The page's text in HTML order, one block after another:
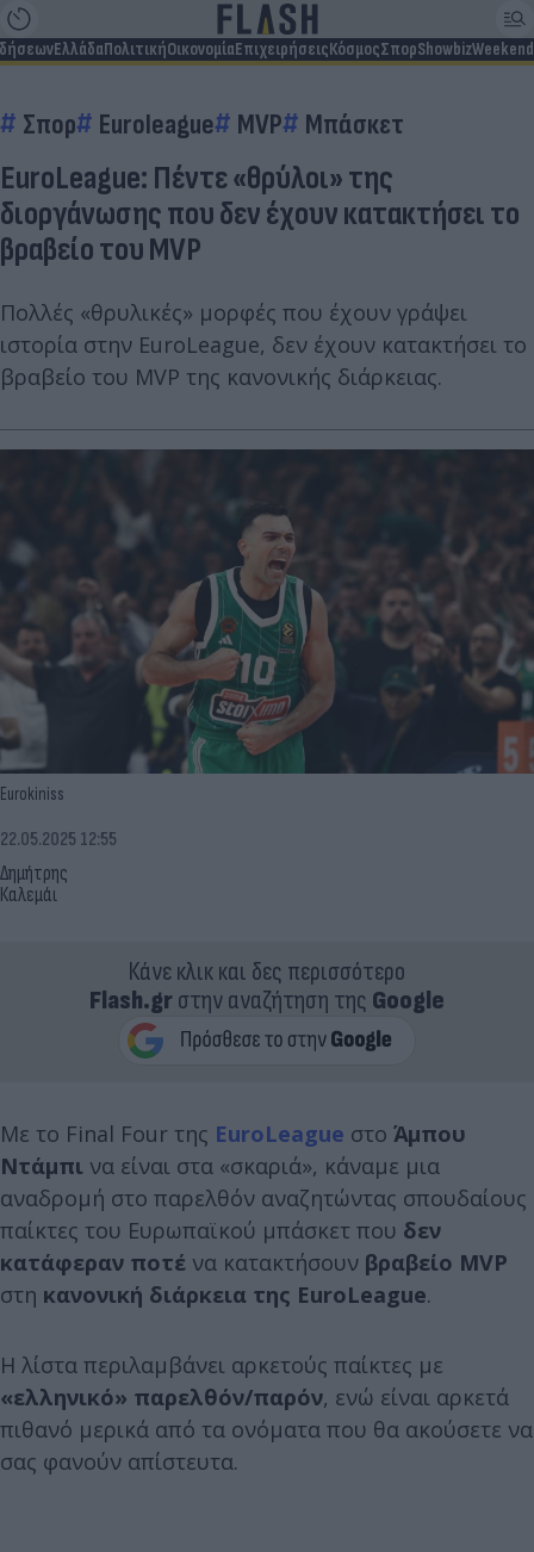
ΕλλάδαΠολιτικήΟικονομίαΕπιχειρήσειςΚόσμοςΣπορShowbizWeekend
Σπορ Euroleague MVP Μπάσκετ
EuroLeague: Πέντε «θρύλοι» της
διοργάνωσης που δεν έχουν κατακτήσει το
βραβείο του MVP
Πολλές «θρυλικές» μορφές που έχουν γράψει
ιστορία στην EuroLeague, δεν έχουν κατακτήσει το
βραβείο του MVP της κανονικής διάρκειας.
Eurokiniss
Δημήτρης
Καλεμάι
22.05.2025 12:55
Κάνε κλικ και δες περισσότερο
Flash.grστην αναζήτηση της Google
Με το Final Four της EuroLeague στο Άμπου
Ντάμπι να είναι στα «σκαριά», κάναμε μια
αναδρομή στο παρελθόν αναζητώντας σπουδαίους
παίκτες του Ευρωπαϊκού μπάσκετ που δεν
κατάφεραν ποτέ να κατακτήσουν βραβείο MVP
στη κανονική διάρκεια της EuroLeague.
Η λίστα περιλαμβάνει αρκετούς παίκτες με
«ελληνικό» παρελθόν/παρόν, ενώ είναι αρκετά
πιθανό μερικά από τα ονόματα που θα ακούσετε να
σας φανούν απίστευτα.